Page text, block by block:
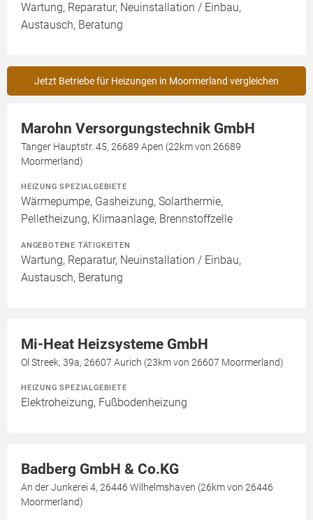
Wartung, Reparatur, Neuinstallation / Einbau,
Austausch, Beratung
Jetzt Betriebe für Heizungen in Moormerland vergleichen
Marohn Versorgungstechnik GmbH
Tanger Hauptstr. 45, 26689 Apen (22km von 26689
Moormerland)
HEIZUNG SPEZIALGEBIETE
Wärmepumpe, Gasheizung, Solarthermie,
Pelletheizung, Klimaanlage, Brennstoffzelle
ANGEBOTENE TÄTIGKEITEN
Wartung, Reparatur, Neuinstallation / Einbau,
Austausch, Beratung
Mi-Heat Heizsysteme GmbH
Ol Streek, 39a, 26607 Aurich (23km von 26607 Moormerland)
HEIZUNG SPEZIALGEBIETE
Elektroheizung, Fußbodenheizung
Badberg GmbH & Co.KG
An der Junkerei 4, 26446 Wilhelmshaven (26km von 26446
Moormerland)